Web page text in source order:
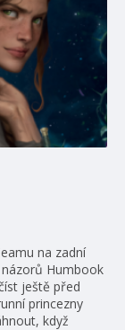
na zadní
Humbook
ještě před
princezny
když